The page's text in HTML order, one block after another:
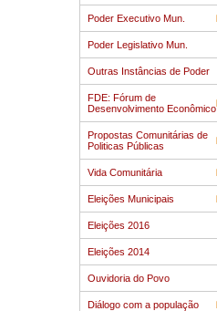
Poder Executivo Mun.
Poder Legislativo Mun.
Outras Instâncias de Poder
FDE: Fórum de
Desenvolvimento Econômico
Propostas Comunitárias de
Politicas Públicas
Vida Comunitária
Eleições Municipais
Eleições 2016
Eleições 2014
Ouvidoria do Povo
Diálogo com a população